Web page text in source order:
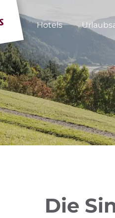
Hotels
PAKETE
& REVIERE
Die